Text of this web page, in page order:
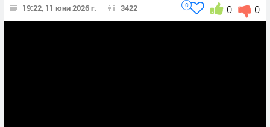
19:22, 11 юни 2026 г. 3422 0
0
0